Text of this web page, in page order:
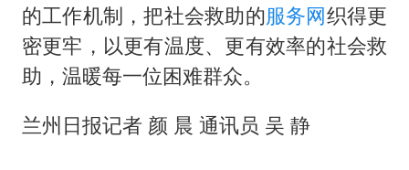
的工作机制，把社会救助的服务网织得更
密更牢，以更有温度、更有效率的社会救
助，温暖每一位困难群众。
兰州日报记者 颜 晨 通讯员 吴 静